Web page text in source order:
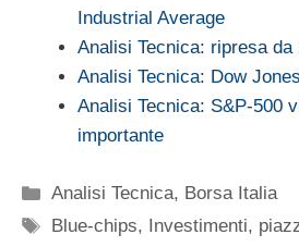
Industrial Average
Analisi Tecnica: ripresa da
Analisi Tecnica: Dow
Analisi Tecnica: S&P-500
importante
Categorie
Analisi Tecnica, Borsa Italia
Tag
Blue-chips, Investimenti,